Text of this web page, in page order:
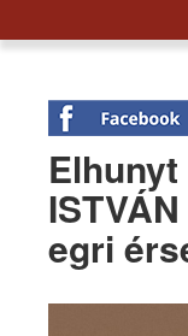
Elhunyt
egri